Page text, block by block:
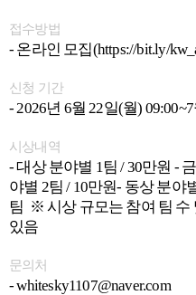
접수방법
- 온라인 모집(https://bit.ly/
신청 기간
- 2026년 6월 22일(월)
시상내역
- 대상 분야별 1팀 / 30만원 -
야별 2팀 / 10만원- 동상 분야
팀 ※ 시상 규모는 참여 팀 수
있음
문의처
- whitesky1107@naver.com